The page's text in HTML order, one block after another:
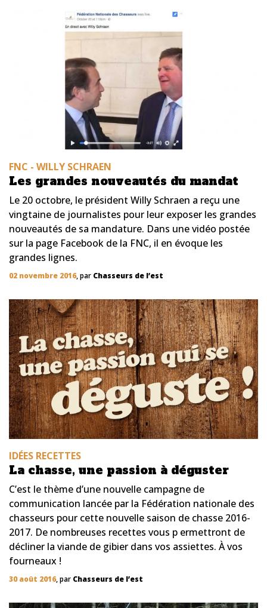
FNC - WILLY SCHRAEN
Les grandes nouveautés du mandat
Le 20 octobre, le président Willy Schraen a reçu une
vingtaine de journalistes pour leur exposer les grandes
nouveautés de sa mandature. Dans une vidéo postée
sur la page Facebook de la FNC, il en évoque les
grandes lignes.
02 novembre 2016, par Chasseurs de l’est
IDÉES RECETTES
La chasse, une passion à déguster
C’est le thème d’une nouvelle campagne de
communication lancée par la Fédération nationale des
chasseurs pour cette nouvelle saison de chasse 2016-
2017. De nombreuses recettes vous p ermettront de
décliner la viande de gibier dans vos assiettes. À vos
fourneaux !
30 août 2016, par Chasseurs de l’est